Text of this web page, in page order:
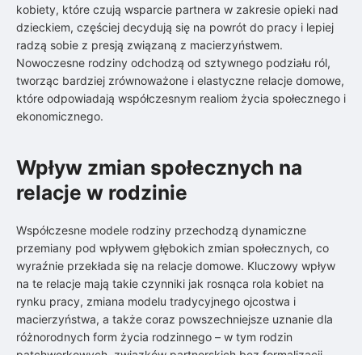
kobiety, które czują wsparcie partnera w zakresie opieki nad
dzieckiem, częściej decydują się na powrót do pracy i lepiej
radzą sobie z presją związaną z macierzyństwem.
Nowoczesne rodziny odchodzą od sztywnego podziału ról,
tworząc bardziej zrównoważone i elastyczne relacje domowe,
które odpowiadają współczesnym realiom życia społecznego i
ekonomicznego.
Wpływ zmian społecznych na
relacje w rodzinie
Współczesne modele rodziny przechodzą dynamiczne
przemiany pod wpływem głębokich zmian społecznych, co
wyraźnie przekłada się na relacje domowe. Kluczowy wpływ
na te relacje mają takie czynniki jak rosnąca rola kobiet na
rynku pracy, zmiana modelu tradycyjnego ojcostwa i
macierzyństwa, a także coraz powszechniejsze uznanie dla
różnorodnych form życia rodzinnego – w tym rodzin